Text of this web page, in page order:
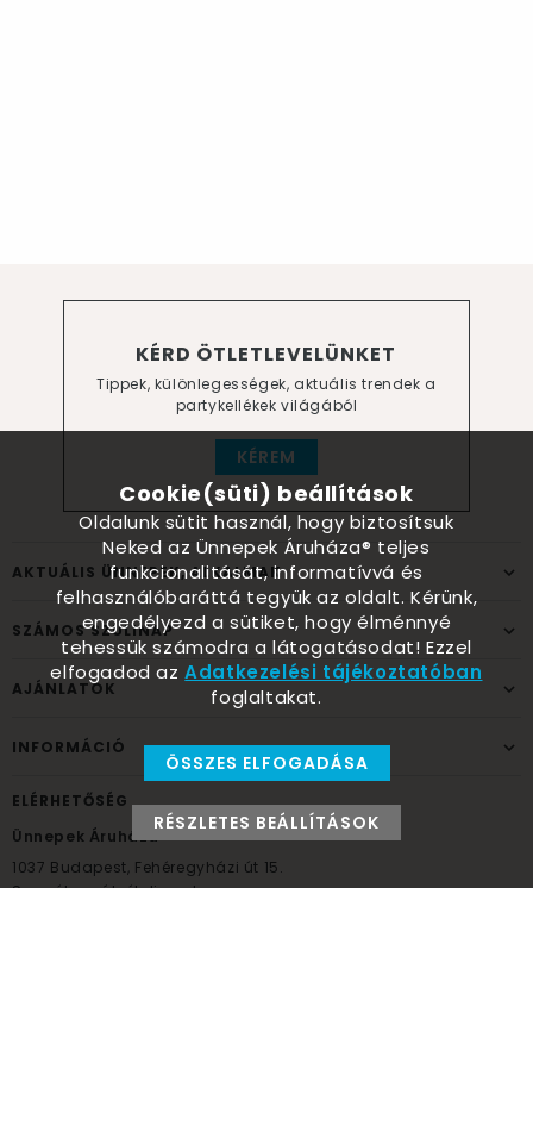
KÉRD ÖTLETLEVELÜNKET
Tippek, különlegességek, aktuális trendek a
partykellékek világából
KÉREM
AKTUÁLIS ÜNNEPEK, ALKALMAK
SZÁMOS SZÜLINAP
AJÁNLATOK
INFORMÁCIÓ
ELÉRHETŐSÉG
Ünnepek Áruháza
1037 Budapest, Fehéregyházi út 15.
Személyes átvételi pont
Cookie(süti) beállítások
Oldalunk sütit használ, hogy biztosítsuk
Neked az Ünnepek Áruháza® teljes
funkcionalitását, informatívvá és
felhasználóbaráttá tegyük az oldalt. Kérünk,
engedélyezd a sütiket, hogy élménnyé
tehessük számodra a látogatásodat! Ezzel
elfogadod azAdatkezelési tájékoztatóban
foglaltakat.
ÖSSZES ELFOGADÁSA
RÉSZLETES BEÁLLÍTÁSOK